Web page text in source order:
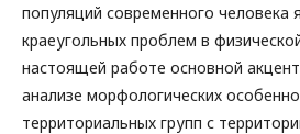
популяций современного человека
краеугольных проблем в
настоящей работе основной
анализе морфологических
территориальных групп с